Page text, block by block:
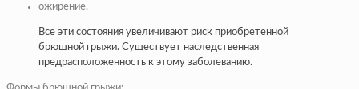
ожирение.
Все эти состояния увеличивают риск приобретенной
брюшной грыжи. Существует наследственная
предрасположенность к этому заболеванию.